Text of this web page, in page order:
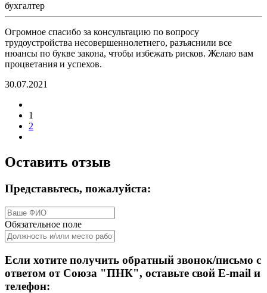
бухгалтер
Огромное спасибо за консультацию по вопросу
трудоустройства несовершеннолетнего, разъяснили все
нюансы по букве закона, чтобы избежать рисков. Желаю вам
процветания и успехов.
30.07.2021
1
2
Оставить отзыв
Представьтесь, пожалуйста:
Обязательное поле
Если хотите получить обратный звонок/письмо с
ответом от Союза "ПНК", оставьте свой E-mail и
телефон: